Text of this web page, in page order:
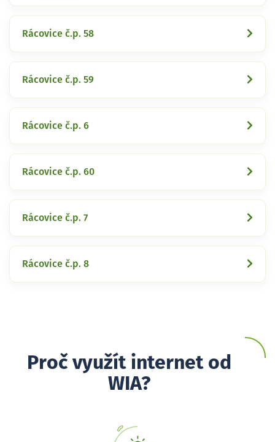
Rácovice č.p. 58
Rácovice č.p. 59
Rácovice č.p. 6
Rácovice č.p. 60
Rácovice č.p. 7
Rácovice č.p. 8
Proč využít internet od
WIA?